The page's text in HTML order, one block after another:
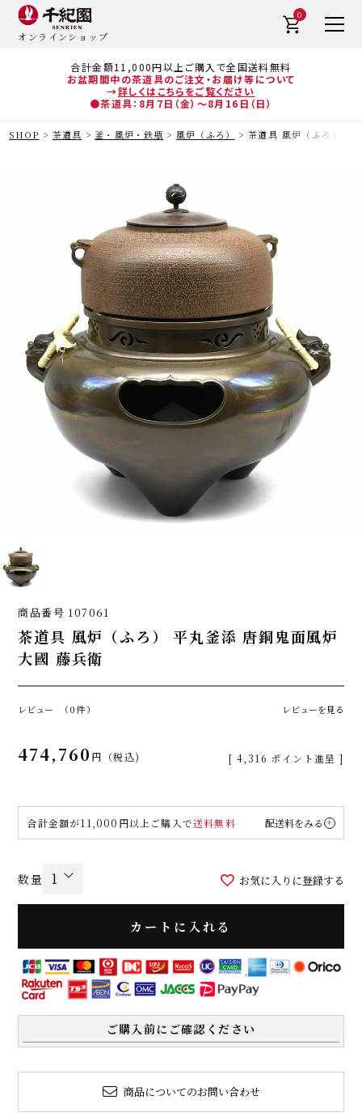
合計金額11,000円以上ご購入で全国送料無料
お盆期間中の茶道具のご注文・お届け等について
→詳しくはこちらをご覧ください
●茶道具：8月7日（金）～8月16日（日）
オンラインショップ
0
SHOP 茶道具 釜・風炉・鉄瓶 風炉（ふろ） 茶道具 風炉（ふろ） 平
商品番号 107061
茶道具 風炉（ふろ） 平丸釜添 唐銅鬼面風炉
大國 藤兵衛
レビュー （0件） レビューを見る
474,760 税込 [ 4,316 ポイント進呈 ]
合計金額が11,000円以上ご購入で送料無料 配送料をみる
お気に入りに登録する
カートに入れる
ご購入前にご確認ください
商品についてのお問い合わせ